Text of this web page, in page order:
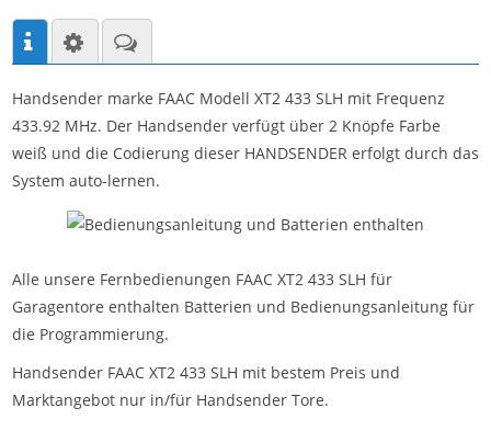
Handsender marke FAAC Modell XT2 433 SLH mit Frequenz
433.92 MHz. Der Handsender verfügt über 2 Knöpfe Farbe
weiß und die Codierung dieser HANDSENDER erfolgt durch das
System auto-lernen.
Alle unsere Fernbedienungen FAAC XT2 433 SLH für
Garagentore enthalten Batterien und Bedienungsanleitung für
die Programmierung.
Handsender FAAC XT2 433 SLH mit bestem Preis und
Marktangebot nur in/für Handsender Tore.